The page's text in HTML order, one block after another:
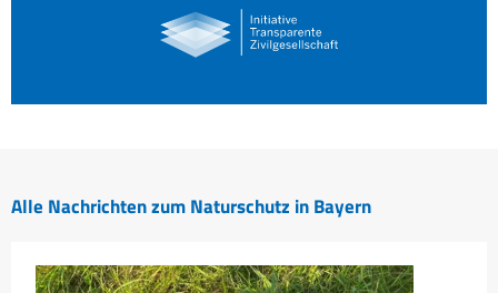
Alle Nachrichten zum Naturschutz in Bayern